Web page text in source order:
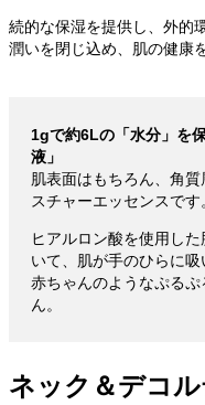
続的な保湿を提供し、外的
潤いを閉じ込め、肌の健康
1gで約6Lの「水分」を
液」
肌表面はもちろん、角
スチャーエッセンスです
ヒアルロン酸を使用し
いて、肌が手のひらに吸
赤ちゃんのようなぷる
ん。
ネック＆デコル